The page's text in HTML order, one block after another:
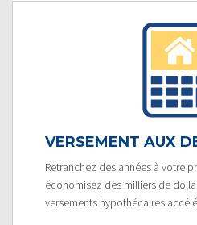
VERSEMENT AUX
Retranchez des années à votre
économisez des milliers de
versements hypothécaires